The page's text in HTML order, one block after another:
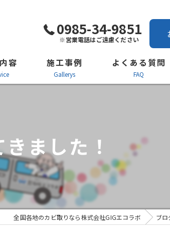
0985-34-9851
※営業電話はご遠慮ください
容
防除施工・看板施工
れ
施工事例
gallerys
よくある質問
FAQ
ました！
全国各地のカビ取りなら株式会社GIGエコラボ ブロ